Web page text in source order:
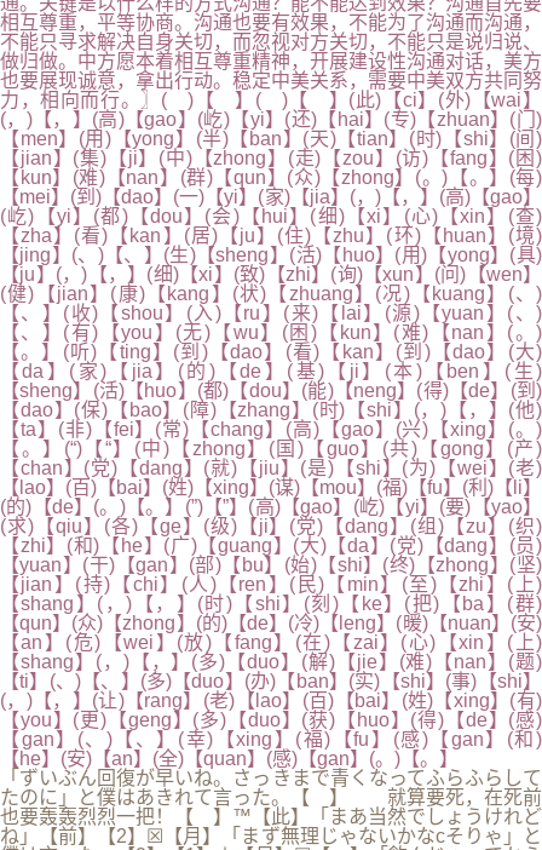
相互尊重，平等协商。沟通也要有效果，不能为了沟通而沟通，
不能只寻求解决自身关切，而忽视对方关切，不能只是说归说、
做归做。中方愿本着相互尊重精神，开展建设性沟通对话，美方
也要展现诚意，拿出行动。稳定中美关系，需要中美双方共同努
力，相向而行。〗( )【 】( )【 】(此)【ci】(外)【wai】
(，)【，】(高)【gao】(屹)【yi】(还)【hai】(专)【zhuan】(门)
【men】(用)【yong】(半)【ban】(天)【tian】(时)【shi】(间)
【jian】(集)【ji】(中)【zhong】(走)【zou】(访)【fang】(困)
【kun】(难)【nan】(群)【qun】(众)【zhong】(。)【。】(每)
【mei】(到)【dao】(一)【yi】(家)【jia】(，)【，】(高)【gao】
(屹)【yi】(都)【dou】(会)【hui】(细)【xi】(心)【xin】(查)
【zha】(看)【kan】(居)【ju】(住)【zhu】(环)【huan】(境)
【jing】(、)【、】(生)【sheng】(活)【huo】(用)【yong】(具)
【ju】(，)【，】(细)【xi】(致)【zhi】(询)【xun】(问)【wen】
(健)【jian】(康)【kang】(状)【zhuang】(况)【kuang】(、)
【、】(收)【shou】(入)【ru】(来)【lai】(源)【yuan】(、)
【、】(有)【you】(无)【wu】(困)【kun】(难)【nan】(。)
【。】(听)【ting】(到)【dao】(看)【kan】(到)【dao】(大)
【da】(家)【jia】(的)【de】(基)【ji】(本)【ben】(生)
【sheng】(活)【huo】(都)【dou】(能)【neng】(得)【de】(到)
【dao】(保)【bao】(障)【zhang】(时)【shi】(，)【，】(他)
【ta】(非)【fei】(常)【chang】(高)【gao】(兴)【xing】(。)
【。】(“)【“】(中)【zhong】(国)【guo】(共)【gong】(产)
【chan】(党)【dang】(就)【jiu】(是)【shi】(为)【wei】(老)
【lao】(百)【bai】(姓)【xing】(谋)【mou】(福)【fu】(利)【li】
(的)【de】(。)【。】(”)【”】(高)【gao】(屹)【yi】(要)【yao】
(求)【qiu】(各)【ge】(级)【ji】(党)【dang】(组)【zu】(织)
【zhi】(和)【he】(广)【guang】(大)【da】(党)【dang】(员)
【yuan】(干)【gan】(部)【bu】(始)【shi】(终)【zhong】(坚)
【jian】(持)【chi】(人)【ren】(民)【min】(至)【zhi】(上)
【shang】(，)【，】(时)【shi】(刻)【ke】(把)【ba】(群)
【qun】(众)【zhong】(的)【de】(冷)【leng】(暖)【nuan】(安)
【an】(危)【wei】(放)【fang】(在)【zai】(心)【xin】(上)
【shang】(，)【，】(多)【duo】(解)【jie】(难)【nan】(题)
【ti】(、)【、】(多)【duo】(办)【ban】(实)【shi】(事)【shi】
(，)【，】(让)【rang】(老)【lao】(百)【bai】(姓)【xing】(有)
【you】(更)【geng】(多)【duo】(获)【huo】(得)【de】(感)
【gan】(、)【、】(幸)【xing】(福)【fu】(感)【gan】(和)
【he】(安)【an】(全)【quan】(感)【gan】(。)【。】
「ずいぶん回復が早いね。さっきまで青くなってふらふらしてたのに」と僕はあきれて言った。【 】 就算要死，在死前也要轰轰烈烈一把！【 】™【此】「まあ当然でしょうけれどね」【前】【2】☒【月】「まず無理じゃないかなcそりゃ」と僕は言った。【2】【1】☆【日】☑【，】「飲んじゃってからどうしました」【示】 “妙才将军太心急了些。”刘晔有些疲惫的从工坊里面出来，精神有些颓废，明显有很长一段时间没有正常休息了，让夏侯渊心中微微生出一丝歉意。【范】【区】【联】유【合】σ【调】【查】✍【组】【发】━【布】°【消】【息】✉【说】 当弥漫着战火与刀光的声音逐渐平息的时候，已是月上当空，马超在得知城中主将臧霸与副将宗渊尽皆阵亡之后，便没有继续投入战斗，逐日营迅速的控制了城墙，有人想要趁乱突围，马超没有去过问，盘桓在城外的马岱会收拾他们。【，】☒【网】【传】♫【示】─【范】◎【区】÷【某】 虽然没什么表示，但心里还是挺舒坦的，他一个小小门伯，在这许昌城中属于最底层的将官，站在城墙上随便扔一块石头，都可能砸出一个比自己有背景的人物来，何时有人对他这么恭敬过，而且看样子，对方还是什么国家的使者，一种天朝上国的优越感油然而生，身板也不禁更挺直了一些。【工】 谁也不服谁，偏偏两人都是牙尖嘴利之辈，诸葛亮是气死人不偿命，庞统一条毒舌，能让文人动刀，两个人都没办法说服对方，到了最后，就成了互相较劲的局面，如今孔明出山相助刘备，一出场就兵不血刃帮刘备拿下半个荆州，看这架势，全取荆州也不远了，庞统又怎会甘于人后？【作】↗【群】言葉にしてしまうと平凡だがcそのときの僕はそれを言葉としてではなくcひとつの空気のかたまりとして身のうちに感じたのだ。文鎮の中にもcビリヤード台の上に並んだ赤と白の四個のボールの中にも死は存在していた。そして我々はそれをまるで細かいちりみたいに肺の中に吸いこみながら生きているのだ。【中】【出】我々は半円形の弁当箱に入った幕の内弁当をきれいに食べc吸い物を飲みcお茶を飲んだ。緑は煙草を吸った。煙草を吸い終ると彼女は何も言わずにすっと立ち上がって傘を手にとった。僕も立ち上がって傘を持った。【现】❤【城】【改】 “我军战损如何？”张辽面色有些难看，虽然赢了这一仗，但对方推出来的那种怪异的冲城车还是突破了他们的防线，如果没有攻陷邺城的话，后果不堪设想。【办】♡【主】✘【任】「ごめんなさい」と直子は言った。「あなたを傷つけたくないんだけどcでもこれだけはわかって。私とキズキ君は本当にとくべつな関係だったのよ。私たち三つの頃から一緒に遊んでたのよ。私たちいつも一緒にいていろんな話をしてcお互いを理解しあってcそんな風に育ったの。初めてキスしたのは小学校六年のときc素敵だったわ。私がはじめて生理になったとき彼のところに行ってわんわん泣いたのよ。私たちとにかくそういう関係だったの。だからあの人が死んじゃったあとではcいったいどういう風に人と接すればいいのか私にはわからなくなっちゃったの。人を愛するというのがいったいどういうことなのかというのも」【不】→【雅】☮【信】☢【息】僕は起きあがって窓際に立ちc中庭の国旗掲揚台をしばらくぼおっと眺めていた。旗のついていない白いボールはまるで夜の闇につきささった巨大な白い骨のように見えた。直子は今頃どうしているだろうcと僕は思った。もちろん眠っているだろう。あの小さな不思議な世界の闇に包まれてぐっすり眠っているだろう。彼女が辛い夢を見ることがないように僕は祈った。【一】┄【事】━【首】「直子ほどじゃないけれどc私だってけっこう可愛いかったのよ。その頃は。今ほどしわもなかったしね」【发】♒【于】六【2】しかし彼は死にかけてはいなかった。ただぐっすりと眠っているだけだった。耳を顔に近づけると微かな寝息が聞こえた。それで僕は安心して隣りの奥さんと話をした。彼女は僕のことを緑の恋人だと思っているらしくc僕にずっと緑の話をしてくれた。【0】⌘【2】「エウリビデス」【3】σ【年】「私があそこを出られたのは私の力のせいじゃないわよ」とレイコさんは言った。「私があそこを出られたのはc直子とあなたのおかげなのよ。私は直子のいないあの場所に残っていることに耐えられなかったしc東京にきてあなたと一度ゆっくり話しあう必要があったの。だからあそこを出てきちゃったのよ。もし何もなければc私は一生あそこにいることになったんじゃないかしら」【1】♛【月】【1】そんなに心配するほどのことじゃないし大丈夫だと僕は言ったがc彼女の方は傷口が開いていないかどうかちゃんと調べてみるべきだと言いはった。【8】四時すぎに父親が目をさますとc緑は枕もとに座ってc汗を拭いたりc水を飲ませたり頭の痛みのことを訊いたりした。看護婦がやってきた熱を測りc小便の回数をチェックし点滴の具合をたしかめた。僕はtv室のソファーに座ってサッカー中継を少し見た。【日】「ねえc大丈夫よねc妊娠しないようにしてくれるわよね」とレイコさんは小さな声で僕に訊いた。「この年で妊娠すると恥かしいから」【。】【事】➳【发】♚【后】⊙【，】¡【示】【范】 先破关中者为王？【区】 乱世啊！【党】♪【工】✯【委】緑は体を離しcにっこり笑って僕の顔を見た。「いいわよc待ってあげる。あなたのことを信頼してるから」と彼女は言った。「でお私をとるときは私だけをとってね。そして私を抱くときは私のことだけを考えてね。私の言ってる意味わかる」【高】☣【度】▽【重】【视】「キウイと聞きまちがえたんじゃないかな」と僕は言ってみた。【，】✍【于】✔【1】〖【月】┆【1】σ【8】しかしベッドに入ると彼女はまったく別人のようになった。僕の手の動きに合わせて彼女は敏感に反応しc体をくねらせc声をあげた。僕は中に入ると彼女【日】✪【下】【午】緑はノートのベージを破って家までの道筋をくわしく地図に描いてくれた。そして赤いボールペンを出して家のあるところに巨大なx印をつけた。【就】【对】 “这……这该如何是好？”张鲁惶然道，第一次见到如此恐怖的弩箭，隔了两百步之后，还能射穿铠甲，此刻趴在女墙上，看着城墙垛上那密密麻麻的箭杆，头皮就如同触电一般一阵接一阵的发麻。【涉】 狼烟已经冉冉升起，然而赵德心中却没有一丝把握，只是看着对面那密密麻麻的军队，只凭邺城之中这不到五千的守军，能否支撑到援兵来援，赵德心里没有一丝把握，按着腰间的佩剑，指节却因为用力而变得苍白。【事】「それとこれは別でしょう」とハツミさんは静かな声で言った。「【的】 吕布当时按照惯例，向陈群抛出了橄榄枝，但陈群拒绝了，他有自己的理想和家族，吕布说的或许有道理，陈旧的东西，终将被淘汰，但也必须有人去捍卫，事实上这几年来，无论是曹操还是陈群、荀彧这些世家之主，都希望能借鉴吕布那边的观念，为世家寻找一条新路，在不碰触世家利益的前提下，找到一条促进民生或者说民力的路子。【城】σ【改】✍【办】【主】【任】웃【郭】☼【某】❣【某】♛【、】◥【副】【主】♥【任】♂【张】〗【某】☁【进】「でも私c淋しいのよ。ものすごく淋しいの。私だってあなたには悪いと思うわよ。何も与えないでいろんなこと要求ばかりして。好き放題言ったりc呼びだしたりcひっぱりまわしたりcでもねc私がそういうことのできる相手ってあなたしかしないのよ。これまでの二十年間の人生でc私ただの一度もわかままきいてもらったことないのよ。お父さんもお母さんも全然とりあってくれなかったしc彼だってそういうタイプじゃないのよ。私がわがまま言うと怒るの。そして喧嘩になるの。だからこういうのってあなたにしか言えないのよ。そして私c今本当に疲れて参っててc誰かに可愛いとかきれいだとか言われながら眠りたいの。ただそれだけなの。目がさめたらすっかり元気になってc二度とこんな身勝手なことあなたに要求しないから。絶対。すごく良い子にしてるから」【行】☣【了】 “蕊儿，什么事？”吕布看向蕊儿问道。【免】▽【职】※【处】℃【理】「知らないわよ。でも彼女はそう信じてるの。道はロバのウンコいっぱいでcそこに蝿がいっぱいたかってc水洗すいせん便所の水はろくに流れなくてcトカゲやらサソリやらがうようよいるって。そういう映画をどこかで見たんじゃないかしら。お姉さんって虫も大嫌いなの。お姉さんの好きなのはチャラチャラした車に乗って湘南あたりをドライブすることなの」【。】「でも私c淋しいのよ。ものすごく淋しいの。私だってあなたには悪いと思うわよ。何も与えないでいろんなこと要求ばかりして。好き放題言ったりc呼びだしたりcひっぱりまわしたりcでもねc私がそういうことのできる相手ってあなたしかしないのよ。これまでの二十年間の人生でc私ただの一度もわかままきいてもらったことないのよ。お父さんもお母さんも全然とりあってくれなかったしc彼だってそういうタイプじゃないのよ。私がわがまま言うと怒るの。そして喧嘩になるの。だからこういうのってあなたにしか言えないのよ。そして私c今本当に疲れて参っててc誰かに可愛いとかきれいだとか言われながら眠りたいの。ただそれだけなの。目がさめたらすっかり元気になってc二度とこんな身勝手なことあなたに要求しないから。絶対。すごく良い子にしてるから」【同】「家庭的な背景」と僕は驚いて訊きかえした。【时】✉【成】 “非是妙计！”诸葛亮摇头笑道：“蔡瑁犯上作乱，弑杀恩主，有德之士莫不唾弃，荆襄百姓无人不恨，如今主公已然手握大义，何惧宵小？亮愿凭三寸不烂之舌，游说各地郡守、县令归附主公，不过却要向主公借一员猛将！”【立】【联】⊿【合】¡【调】☆【查】↑【组】━【就】 蔡瑁眼中闪烁着疯狂的神色，杀杀杀！【相】⊿【关】【问】☏【题】【进】→【行】¡【调】✈【查】●【处】※【理】✘【。】▽【目】☏【前】☁【，】♂【案】僕は緑の小さなベッドの端っこで何度も下に転げ落ちそうになりながらcずっと彼女の体を抱いていた。緑は僕の胸に鼻を押しつけc僕の腰に手を置いていた。僕は右手を彼女の背中にまわしc左手でベッドの枠をつかんで落っこちないように体を支えていた。性的に高揚する環境とはとてもいえない。僕の鼻先に緑の頭があってcその短くカットされた髪がときどき僕の鼻をむずむずさせた。【件】│【正】☭【在】これから三人で外を散歩してくるc三時間くらいで戻ってくると思うcとレイコさんが言った。【办】【理】「悪かったな。いつか埋め合わせするよ」と彼は言った。そして人混みの中に消えていった。僕はハンバーガースタンドに入ってチーズバーカーを食べc熱いコーヒーを飲んで酔いをさましてから近くの二番館で卒業を観た。それほど面白い映画とも思えなかったけれどc他にやることもないのでcそのままもう一度くりかえしてその映画を観た。そして映画館を出て午前四時感のひやりとした新宿の町を考えごとをしながらあてもなくぶらぶらと歩いた。【中】⌘【。】「じゃあ今度の日曜日c私につきあってくれる」【进】┃【一】◤【步】♫【调】←【查】☤【结】ⓐ【果】✿【我】 高顺一怒便要拔刀，却被吕布伸手拦住，搬了一把椅子过来，坐在陈珪面前，仔细的打量了陈珪半晌，摇摇头，帮陈珪整理了一下有些蓬乱的华发：“好了，故人重逢，不要说这些令人伤心的往事，想来汉瑜公如今也是懊悔不以。”【们】「でも何かあるだろう。預金通帳とか実印とか証書とかcそういうもの。とりあえずのお金だってなきゃ困るし」【将】ツ【及】↑【时】★【予】❥【以】【通】♫【报】♒【。】☼【（】「そこに座っててよ」と緑はベットの足もとにある丸いビニールの椅子を指した。僕は言われたとおりそこに腰を下ろした。緑は父親に水さしの水を少し飲ませc果物かフルーツゼリーを食べたくないかと訊いた。cいらないcと父親は言った。でも少し食べなきゃ駄目よ緑が言うとc食べたcと彼は答えた。【详】ღ【情】☏【&】σ【g】 只是当听到夏侯渊出现在这里时，曹操只觉脑袋一阵发疼，身体晃了晃，在夫人的搀扶下才稳住。【t】≈【;】➳【&】σ【g】「じゃあ私が誰かにきちんと私を理解してほしいと望むのは間違ったことなのたとえばあなたに」【t】【;】【<】■【a】【 】【h】 当初吕布因为要掌控西域、归化羌民，稳定人心，因此治所一直都在长安，不过经过五年休养生息之后，人心渐附，各族已经基本归化，吕布的威名已经足矣震慑丝路，又有大将徐荣、张绣二人镇守西北，后方稳定，而这个时候，吕布的战略重心随着中原诸侯态度的变化，已经逐渐转移到中原。【r】✘【e】─【f】¿【=】✎【"】┄【h】✪【t】│【t】□【p】【s】™【:】✎【/】「ううんcそんなことないのよ。私が今少し疲れてるだけ。雨にうたれた猿のように疲れているの」【/】■【n】✈【e】 看着两名贵霜将士抬着一把笨重的兵器上来，雄阔海一伸手，自有人将他的熟铜棍交到雄阔海受伤。【w】ⓐ【s】 远方的脚步声响起，一支人马出现在官道尽头，城头的守军连忙肃立，目光看过去，却见一支兵马向这边过来。【.】♂【s】※【i】⌘【n】☠【a】「あたりまえじゃないか。男子寮にそんな短いスカートはいてくるだもの。見るにきまってるよcみんな」【.】ツ【c】「でもそういうの本当にショックだと思わないひどいでしょう彼女の気持ちはどうなるのよ」とひとのよさそうな大柄の女の子が言った。【o】我々交代で風呂に入りcパジャマに着がえた。僕は彼女の父親が少しだけ使った新品同様のパジャマを借りた。いくぶん小さくはあったけれどc何もないよりはましだった。緑は仏壇のある部屋に客用の布団を敷いてくれた。【m】)ミ●﹏☉ミ(≧０≦)o(╥﹏╥)o女男【.】◤【c】◎【n】●【/】【c】⊙【/】【2】【0】 那些军队仿佛一下子成了工人，或是挖掘沟壑，有的迅速将木材源源不断的运过来，开始搭建一座木质的围墙，同时每隔一箭之地的地方，开始搭建塔楼，很奇异的风格，而且仿佛经过专门训练一般，不到半个时辰的功夫，随着地基打开，一座座箭塔开始宋丽起来。【2】◎【3】 邺城的城墙上，看着眼前的一幕，赵德乃至他身后随他观战的一群邺城将校，面色惨白的看着那些折返回来的敌军开始有条不紊的收集尸体和箭簇，最后将尸体倒上火油，直接焚烧，不少人牙关开始打颤，三千人，连人家一波攻击都没撑下来，就被击溃，最后逃回来的，竟然连两千人都不到，吕布的军队，竟然已经强悍至斯！？一股深深地绝望涌上所有人的心头。【-】←【0】【2】←【-】【2】 ……【1】スペイン語講座が終ると永沢さんはtvを消しc小型の冷蔵庫からもう一本ビールを出して飲んだ。【/】門につくまでに何もの人とすれ違ったがc誰もみんな直子たちが着ていたのと同じ黄色い雨合羽を着てc頭にはすっぽりとフードをかぶっていた。雨のおかげてあらゆるものの色がくっきりとして見えた。地面は黒々としてc松の枝は鮮やかな緑色でc黄色の雨合羽に身を包んだ人々は雨の朝にだけ地表をさまようことを許された特殊な魂のように見えた。彼らは農具や籠や何かの袋を持ってc音もなくそっと地表を移動していた。【d】→【o】°【c】【-】キズキのことを思い出さなかったことでc僕は彼に対してなんだか悪いことをしたような気になりました。そのときはまるで自分が彼のことを見捨ててしまったように感じられたのです。でもその夜部屋に戻ってcこんな風に考えました。あれからもう二年半だったんだ。そしてあいつはまだ十七歳のままなんだcと。でもそれは僕の中で彼の記憶が薄れたということを意味しているのではありません。彼の死がもたらしたものはまだ鮮明に僕の中に残っているしcその中のあるものはその当時よりかえって鮮明になっているくらいです。僕が言いたいのはこういうことです。僕はもうすぐ二十歳だしc僕とキズキが十六か十七の年に共有したもののある部分は既に消滅しちゃったしcそれはどのように嘆いたところで二度と戻っては来ないのだcということです。僕はそれ以上うまく説明できないけれどc君なら僕の感じたことc言わんとすることをうまく理解してくれるのではないかと思います。そしてこういうことを理解してくれるのはたぶん君の他にはいないだろうという気がします。【i】◤【m】✈【y】 “将军请起，我主求贤若渴，将军之才，早有耳闻，今后你我便是同僚，无需如此。”赵云伸手，扶起于禁，温言宽慰道。【h】 “娘亲，孩儿已经八岁了。”吕征不依的看着貂蝉。【m】☣【t】☼【a】┆【v】 这个问题，也是最近庞统无意间看琢磨吕布折腾吕征的时候发现的，吕布教育吕征的法子很奇特，至少在这个时代看来，有些不着调，不会强迫告诉吕征你该怎么做，但却会用各种方法告诉你你是错的，击鞠当时就是这么兴起的，让吕征自己去带领小伙伴们完，并为他树立对手，甚至站在对手那边帮他的对手出谋划策怎么赢，吕征被收拾了几次渐渐琢磨出来。【5】─【1】◐【0】━【4】【8】☿【0】△【5】【.】◇【s】「一kcじゃあ屋根のあるところで話しましょう。今日はいささか冷えるから」【h】☢【t】【m】ツ【l】︻【"】【 】な【t】【a】【r】「ウルグアイに移住いじゅうしようとしたのよcあのひと。馬鹿みたいな話だけど。軍隊のときの知りあいがウルグアイに農場持っててcそこに行きゃなんとでもなるって急に言いだしてcそのまま一人で飛行機乗って行っちゃったの。私たち一生懸命とめたのよcそんなところ行ったってどうしようもないしc言葉もできないしcだいいちお父さん東京から出たことだってロクにないじゃないのって。でも駄目だったわ。きっとあの人cお母さんを亡くしたのがものすごいショックだったのね。それで頭のタガが外れちゃったのよ。それくらいあの人cお母さんのことを愛してたのよ。本当よ。」【g】第十四章 大事件【e】【t】❤【=】 “听闻诸葛亮将游说主公出兵，都督要如何说服主公？”吕蒙好奇道。【"】【_】◐【b】♛【l】✎【a】＊【n】 “未曾找到。”亲卫摇头道。【k】いたときよりずっと熱心に学んでいるわよcここで。よく勉強もしているしcそういうのって楽しいのよcすごく」【"】☭【 】®【t】「歩いて旅行すること。泳ぐことc本を読むこと」【i】✔【t】 “唉~”杨阜揉了揉太阳穴，当臣子的，最不想管的就是主公的家事，偏偏这家事扯到国事上的时候，还偏偏是扯到了他这里。【l】六月十七日【e】 随着张辽的话语落下，号手开始吹响号角，正满意的看着冲车一步步逼近营地的夏侯渊皱眉抬头看去，却见邺城上方，有人将曹军的旗号摘下，代表着吕布的旗帜升起。【=】【"】 刘晔因为身份的关系，在曹操手下并不掌握实权，如今是专门负责研发器械的，类似于吕布手下的工部，此番过来，也是为了解决器械上的弱势。【城】│【改】ツ【办】「レッスンが終わるとねcお茶飲んでお話したわ。ときどき私がジャズピアノの真似事して教えてあげたりしてね。こういうのがバドバウエルcこういうのがセロニスアモンクなんてね。でもだいたいはその子がしゃべってたの。これがまた話が上手くてねcついつい引き込まれちゃうのよ。まあ昨日も言ったように大部分は作りごとだったと思うんだけれどcそれにしても面白いわよ。観察が実に鋭くてc表現が適確でc毒とユーモアがあってc人の感情を刺激するのよ。とにかくねc人の感情を刺激して動かすのが実に上手い子なの。そして自分でもそういう能力があることを知っているからcできるだけ巧妙に有効にそれを使おうとするのよ。人を怒らせたりc悲しませたりc同情させたりc落胆させたりc喜ばせたりc思うがままに相手の感情を刺激することができるのよ。それも自分の能力を試したいという理由だけでc無意味に他人の感情を操ったりもするわけ。もちろんそういうのもあとになってからそうだったんだなあと思うだけでそのときはわからないの」【主】™【任】ⓐ【在】♪【工】☤【作】¡【群】◐【发】♂【不】✍【雅】⌘【信】☑【息】⊙【？】「ふむ」と僕は言った。【 】【河】┆【南】言いにくいったってcあなたそこまで言ったんだものc全部おっしゃいよ【一】ツ【地】【回】 堂堂皇室正统，对周围这些蛮夷的威慑力却比不上一路诸侯，尤其是不少人都知道，如今长安吕布在西域一众番邦之中的地位，远胜大汉，那些域外蛮夷只拜吕布，对许昌皇帝却是完全无视，这一次，无论曹操麾下的臣子还是汉室忠臣，心中都是生出一股难言的屈辱。【应】【：】卐【二】♛【人】「無視してやってきた」【已】＊【被】 “砰砰砰~”【免】℃【职】「どうかなcそういうのって考え方次第だからね。煩わしいことは結構あるといえばある。規則はうるさいしc下らない奴が威張ってるしc同居人は朝の六時半にラジオ体操を始めるしね。でもそういうのはどこにいったって同じだと思えばcとりたてて気にはならない。ここで暮らすしかないんだと思えばcそれなりに暮せる。そういうことだよ」【处】 “果然！”看着信鸽腿上绑着的竹筒，夏侯渊从里面抽出一张纸条，冷笑一声，将纸条展开。【理】【"】▽【>】 杨家乃汉中大户，张鲁帐下文武有不少都是出自杨家，见杨松痛哭流涕哀嚎，张鲁连忙上前将他扶起道：“杨伯，你且细细说来。”【城】 对方能说出这些事来，不管怎么说，这件事还要支会吕布一声。【改】【办】━【主】僕はうまく言葉が出てこなくて少し黙っていた。【任】━【在】︻【工】「そうだね」【作】【群】時々こんな風になっちゃうんです。自分でもどうしようもないんです。淋しくってc哀しくてc誰も頼る人がいなくてc誰も私のことをかまってくれなくて。それで辛くてcこうなっちゃうんです。夜もうまく眠れなくてc食欲も殆んどなくて。先生のところにくるのだけが楽しみなんですc私【发】【不】☢【雅】「どんな気分も何もcナメクジを飲むときの気分ってcナメクジを飲んだことのある人間にしかわからないよな。こうナメクジがヌラッと喉もとをとおってcツウッと腹の中に落ちていくのって本当にたまらないぜcそりゃ。冷たくってc口の中にあと味がのこってさ。思い出してもゾッとするね。ゲエゲエ吐きたいのを死にものぐるいでおさえたよcだって吐いたりしたらまた飲みなおしだもんな。そして俺はとうとう三匹全部飲んだよ」【信】✯【息】【？】▽【 】≈【河】【南】 许昌，归雁阁外，陈群有些失落的离开，今天本是想来为夜鹰姑娘赎身的，虽然以他的身份地位，夜莺这样的身份别说正妻，就算是妾氏也绝不可能，但至少，该比流落风尘要强吧？【一】「たまにはいいじゃない。あなたすごくボォッとした顔しているしc私と一緒にお酒でも飲んで元気だしなさいよ。私もあなたとお酒飲んで元気になりたいし。ねcいいでしょう」【地】®【回】♂【应】☁【：】☿【二】™【人】☪【已】 “我敬冠军侯之名，然汉中安享太平多年，既然吕将军……”张鲁冷哼一声，开口拒绝，只是话到一半，掌旗使却已经收回了书卷，打断了他的话。【被】☆【免】 “是，孩儿告退。”吕征点点头，一溜烟溜向外面。【职】♡【处】¡【理】❅【<】 “爷爷！”郑小同默默地跪在郑玄身前，失声痛哭起来。【/】 “你我生于世家，当知道，有些时候，我们自己的命运，是由不得自己来做主的，为了家族的利益和延续，有些牺牲，是不得不做的。”才是淡淡的看了蔡瑁一眼道。【a】√【>】▽【<】⌘【s】유【p】ほ【a】┄【n】☑【>】【&】【n】 “广晟兄莫要为难叔桓，若非主公不禁言论，叔桓兄哪会有胆量来这未开化之地？”另一名儒士坐在郑小同身边，摇头笑道：“不过叔桓兄，若你此来，是想炫耀你的出身的话，真的来错地方了，逆该回家，去向你家那些佃农去炫耀，哦……差点忘了，卫家似乎已经不在河东了，却不知道在许昌有没有得到田产？若没有的话，可来我长安，官府的地是可以租借的，不过却不会赠予任何人。”【b】キズキが死んでから高校を卒業するまでの十ヵ月ほどのあいだc僕はまわりの世界の中に自分の位置をはっきりと定めることができなかった。僕はある女の子と仲良くなって彼女と寝たがc結局半年ももたなかった。彼女は僕に対して何ひとつとして訴えかけてこなかったのだ。僕はたいして勉強をしなくても入れそうな東京の私立大学を選んで受験しcとくに何の感興もなく入学した。その女の子は僕に東京に行